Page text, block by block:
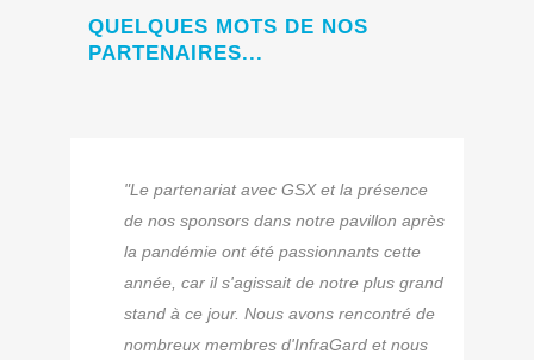
QUELQUES MOTS DE NOS
PARTENAIRES...
"Le partenariat avec GSX et la présence
de nos sponsors dans notre pavillon après
la pandémie ont été passionnants cette
année, car il s'agissait de notre plus grand
stand à ce jour. Nous avons rencontré de
nombreux membres d'InfraGard et nous